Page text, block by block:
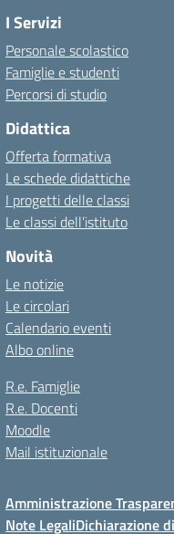
I Servizi
Personale scolastico
Famiglie e studenti
Percorsi di studio
Didattica
Offerta formativa
Le schede didattiche
I progetti delle classi
Le classi dell’istituto
Novità
Le notizie
Le circolari
Calendario eventi
Albo online
R.e. Famiglie
R.e. Docenti
Moodle
Mail istituzionale
Amministrazione
Note LegaliDichiarazione